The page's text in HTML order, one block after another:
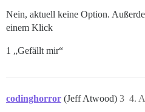
Nein, aktuell keine Option.
einem Klick
1 „Gefällt mir“
codinghorror (Jeff Atwood) 4.
3